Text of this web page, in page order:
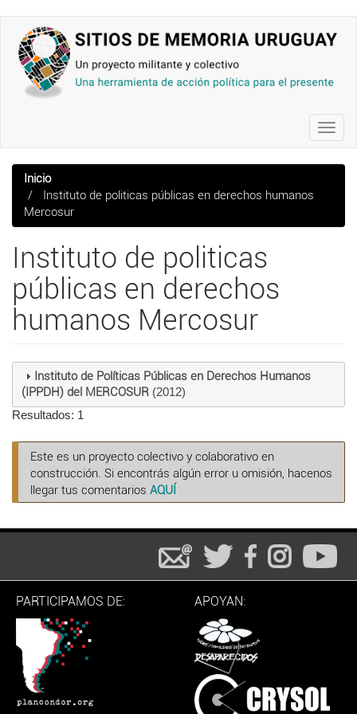
contenido
principal
Inicio
Instituto de politicas públicas en derechos humanos
Mercosur
Instituto de politicas
públicas en derechos
humanos Mercosur
Instituto de Políticas Públicas en Derechos Humanos
(IPPDH) del MERCOSUR(2012)
Resultados: 1
Este es un proyecto colectivo y colaborativo en
construcción. Si encontrás algún error u omisión, hacenos
llegar tus comentarios AQUÍ
PARTICIPAMOS DE: APOYAN: